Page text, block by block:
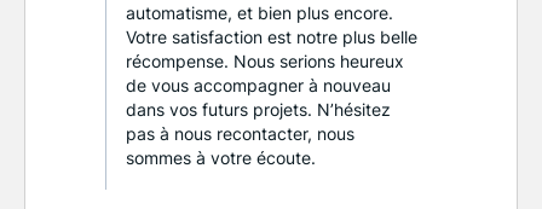
automatisme, et bien plus encore.
Votre satisfaction est notre plus belle
récompense. Nous serions heureux
de vous accompagner à nouveau
dans vos futurs projets. N’hésitez
pas à nous recontacter, nous
sommes à votre écoute.